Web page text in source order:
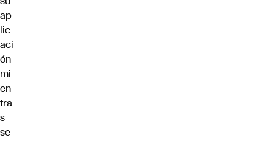
ap
lic
aci
ón
mi
en
tra
s
se